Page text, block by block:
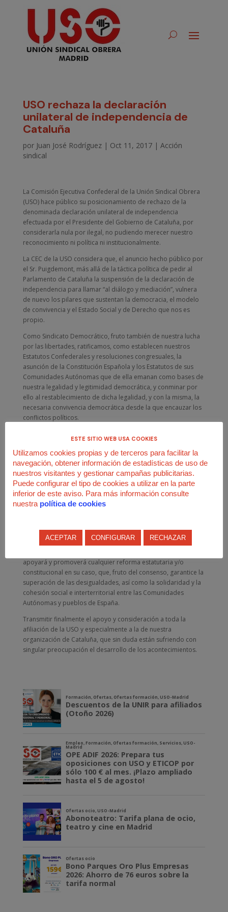
USO rechaza la declaración
unilateral de independencia de
Cataluña
por Juan José Rodríguez| Oct 11, 2017| Acción
sindical
La Comisión Ejecutiva Confederal de la Unión Sindical Obrera
(USO) hace público su posicionamiento de rechazo de la
denominada declaración unilateral de independencia
efectuada por el Presidente del Gobierno de Cataluña, por
considerarla nula por ilegal, no pudiendo merecer nuestro
reconocimiento ni política ni institucionalmente.
La CEC de la USO considera que, el anuncio hecho público por
el Sr. Puigdemont, más allá de la táctica política de pedir al
Parlamento de Cataluña la suspensión de la declaración de
independencia para llamar “al diálogo y mediación”, vulnera
de nuevo los pilares que sustentan la democracia, el modelo
de convivencia y el Estado Social y de Derecho que nos es
propio.
Como Sindicato Democrático, fruto también de nuestra lucha
por las libertades, ratificamos, como establecen nuestros
Estatutos Confederales y resoluciones congresuales, la
asunción de la Constitución Española y los Estatutos de sus
Comunidades Autónomas que de ella emanan como bases de
nuestra legalidad y legitimidad democrática, y conminar por
ello al restablecimiento de dicha legalidad, y con la misma, la
necesaria convivencia democrática desde la que encauzar los
conflictos políticos.
sus CC.AA. como expresión democrática y constitucional de
esa realidad, factor a su vez enriquecedor de la acción y
organización sindical de la USO, compatibilizando los
principios de unidad y solidaridad de clase, con la defensa de
la realidad plural y diversa de la España democrática y
autonómica.
político dentro de las normas que democráticamente nos
hemos dotado, esperando y deseando su materialización en
apoyará y promoverá cualquier reforma estatutaria y/o
constitucional en su caso, que, fruto del consenso, garantice la
superación de las desigualdades, así como la solidaridad y la
cohesión social e interterritorial entre las Comunidades
Autónomas y pueblos de España.
Transmitir finalmente el apoyo y consideración a toda la
afiliación de la USO y especialmente a la de nuestra
organización de Cataluña, que sin duda están sufriendo con
singular preocupación el desarrollo de los acontecimientos.
ESTE SITIO WEB USA COOKIES
Utilizamos cookies propias y de terceros para facilitar la
navegación, obtener información de estadísticas de uso de
nuestros visitantes y gestionar campañas publicitarias.
Puede configurar el tipo de cookies a utilizar en la parte
inferior de este aviso. Para más información consulte
nuestra política de cookies
ACEPTAR CONFIGURAR RECHAZAR